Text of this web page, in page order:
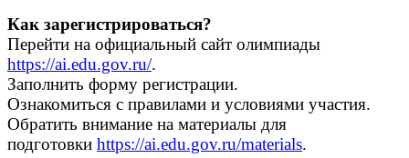
Как зарегистрироваться?
Перейти на официальный сайт олимпиады
https://ai.edu.gov.ru/.
Заполнить форму регистрации.
Ознакомиться с правилами и условиями участия.
Обратить внимание на материалы для
подготовки https://ai.edu.gov.ru/materials.